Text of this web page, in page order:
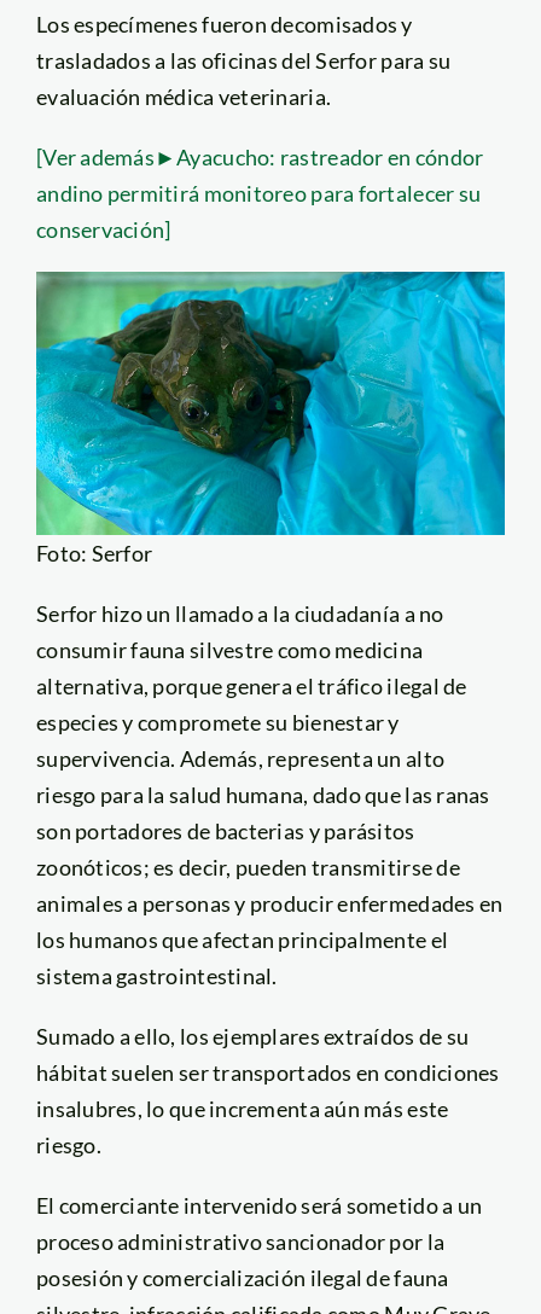
Los especímenes fueron decomisados y
trasladados a las oficinas del Serfor para su
evaluación médica veterinaria.
[Ver además►Ayacucho: rastreador en cóndor
andino permitirá monitoreo para fortalecer su
conservación]
Foto: Serfor
Serfor hizo un llamado a la ciudadanía a no
consumir fauna silvestre como medicina
alternativa, porque genera el tráfico ilegal de
especies y compromete su bienestar y
supervivencia. Además, representa un alto
riesgo para la salud humana, dado que las ranas
son portadores de bacterias y parásitos
zoonóticos; es decir, pueden transmitirse de
animales a personas y producir enfermedades en
los humanos que afectan principalmente el
sistema gastrointestinal.
Sumado a ello, los ejemplares extraídos de su
hábitat suelen ser transportados en condiciones
insalubres, lo que incrementa aún más este
riesgo.
El comerciante intervenido será sometido a un
proceso administrativo sancionador por la
posesión y comercialización ilegal de fauna